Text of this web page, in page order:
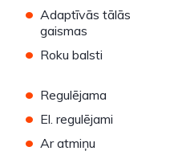
• Adaptīvās tālās
gaismas
• Roku balsti
• Regulējama
• El. regulējami
• Ar atmiņu